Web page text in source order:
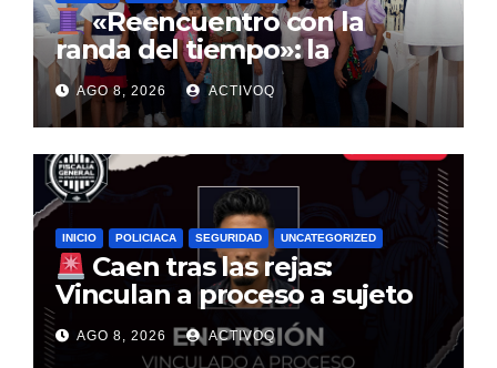
«Reencuentro con la
randa del tiempo»: la
tradición textil que entrelaza
la historia de la Sierra Gorda
AGO 8, 2026 ACTIVOQ
INICIO POLICIACA SEGURIDAD UNCATEGORIZED
Caen tras las rejas:
Vinculan a proceso a sujeto
por multimillonario atraco en
Santa Rosa Jáuregui
AGO 8, 2026 ACTIVOQ